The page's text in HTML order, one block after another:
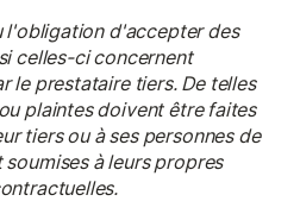
l'obligation d'accepter des
celles-ci concernent
le prestataire tiers. De telles
plaintes doivent être faites
tiers ou à ses personnes de
à leurs propres